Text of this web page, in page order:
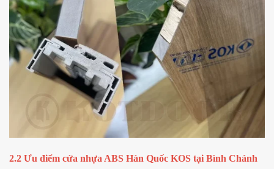
2.2 Ưu điểm cửa nhựa ABS Hàn Quốc KOS tại Bình Chánh